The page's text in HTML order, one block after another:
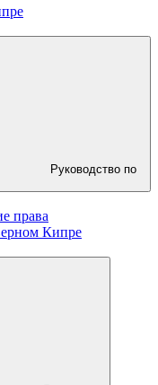
Руководство по
права
Кипре